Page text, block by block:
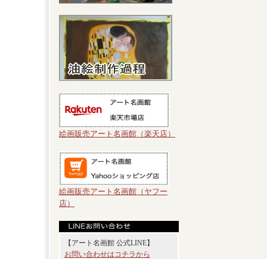
絵画販売アート名画館（楽天店）
絵画販売アート名画館（ヤフー
店）
【アート名画館 公式LINE】
お問い合わせはコチラから